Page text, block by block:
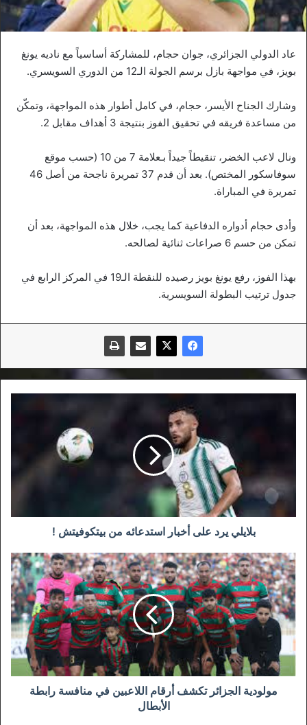
عاد الدولي الجزائري، جوان حجام، للمشاركة أساسياً مع ناديه يونغ
بويز، في مواجهة بازل برسم الجولة الـ12 من الدوري السويسري.
وشارك الجناح الأيسر، حجام، في كامل أطوار هذه المواجهة، وتمكّن
من مساعدة فريقه في تحقيق الفوز بنتيجة 3 أهداف مقابل 2.
ونال لاعب الخضر، تنقيطاً جيداً بـعلامة 7 من 10 (حسب موقع
سوفاسكور المختص). بعد أن قدم 37 تمريرة ناجحة من أصل 46
تمريرة في المباراة.
وأدى حجام أدواره الدفاعية كما يجب، خلال هذه المواجهة، بعد أن
تمكن من حسم 6 صراعات ثنائية لصالحه.
بهذا الفوز، رفع يونغ بويز رصيده للنقطة الـ19 في المركز الرابع في
جدول ترتيب البطولة السويسرية.
بيتكوفيتش
بلايلي يرد على أخبار استدعائه من بيتكوفيتش !
مولودية
الجزائر
تكشف
أرقام
اللاعبين
في
منافسة
رابطة
الأبطال
مولودية الجزائر تكشف أرقام اللاعبين في منافسة رابطة
الأبطال